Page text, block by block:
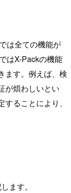
は全ての機能が
はX-Packの機能
ます。例えば、検
が煩わしいとい
ることにより、
ます。